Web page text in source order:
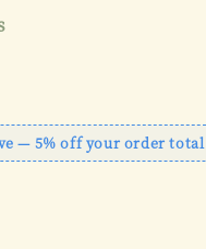
— 5% off your order total